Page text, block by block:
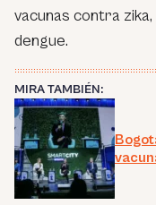
vacunas contra
dengue.
MIRA TAMBIÉN: